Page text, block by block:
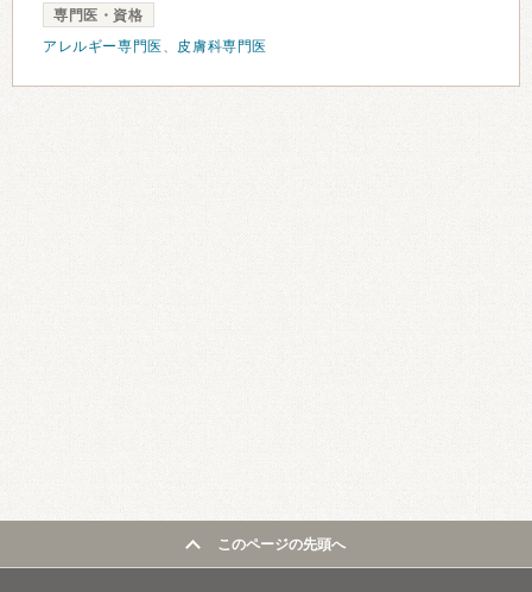
専門医・資格
アレルギー専門医 、 皮膚科専門医
このページの先頭へ